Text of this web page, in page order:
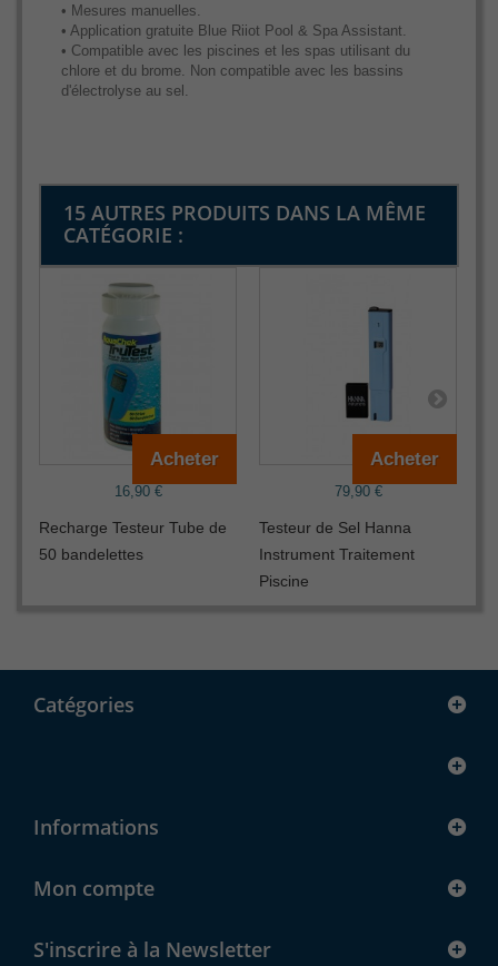
• Mesures manuelles.
• Application gratuite Blue Riiot Pool & Spa Assistant.
• Compatible avec les piscines et les spas utilisant du
chlore et du brome. Non compatible avec les bassins
d'électrolyse au sel.
15 AUTRES PRODUITS DANS LA MÊME
CATÉGORIE :
16,90 €
Acheter
Recharge Testeur Tube de
50 bandelettes
79,90 €
Acheter
Testeur de Sel Hanna
Instrument Traitement
Piscine
Catégories
Informations
Mon compte
S'inscrire à la Newsletter